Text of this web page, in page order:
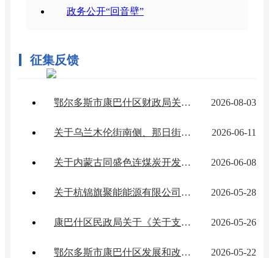
政务公开“回音壁”
征集反馈
2026-08-03
鄂尔多斯市康巴什区财政局关于征求《康巴什区国有资本经营预算管理办法（征求意见稿）》意见建议的反馈说明
2026-06-11
关于乌兰木伦街南侧、那日街北侧基础 设施更新项目社会稳定风险评估公示 的反馈说明
2026-06-08
关于内蒙古同盛色连煤炭开发有限公司布拉格矿井110kV输变电工程社会稳定风险评估公示的反馈说明
2026-05-28
关于杭锦旗聚能能源有限公司油房壕煤矿110kV变电站第二回路电源线路工程（康巴什区 境内）社会稳定风险评估调查的反馈说明
2026-05-26
康巴什区民政局关于《关于支持社区养老托育服务机构建设运营的实施办法（试行）》（征求意见稿）征求意见的反馈说明
2026-05-22
鄂尔多斯市康巴什区发展和改革委员会关于《康巴什区成品粮油储备管理实施 办法社会稳定风险评估调查 信息公示》的反馈意见